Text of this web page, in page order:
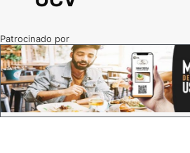
Patrocinado por